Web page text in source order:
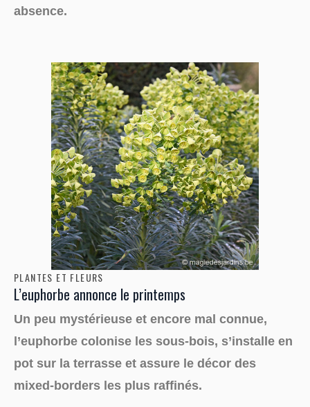
absence.
PLANTES ET FLEURS
L’euphorbe annonce le printemps
Un peu mystérieuse et encore mal connue,
l’euphorbe colonise les sous-bois, s’installe en
pot sur la terrasse et assure le décor des
mixed-borders les plus raffinés.